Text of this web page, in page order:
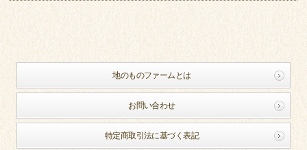
地のものファームとは
お問い合わせ
特定商取引法に基づく表記